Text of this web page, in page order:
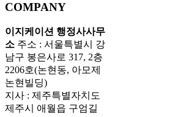
COMPANY
이지케이션 행정사사무
소 주소 : 서울특별시 강
남구 봉은사로 317, 2층
2206호(논현동, 아모제
논현빌딩)
지사 : 제주특별자치도
제주시 애월읍 구엄길